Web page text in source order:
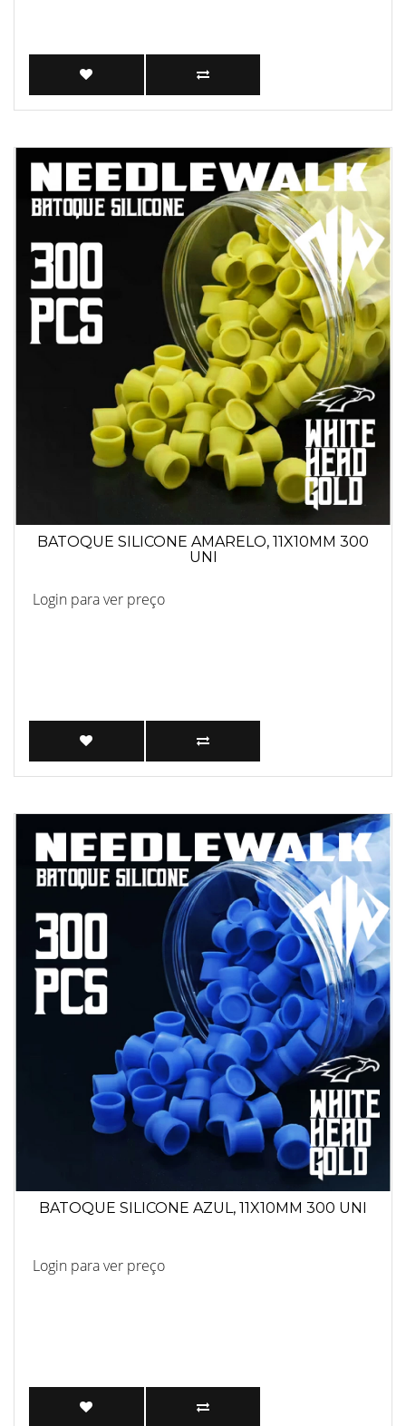
BATOQUE SILICONE AMARELO, 11X10MM 300
UNI
Login para ver preço
BATOQUE SILICONE AZUL, 11X10MM 300 UNI
Login para ver preço